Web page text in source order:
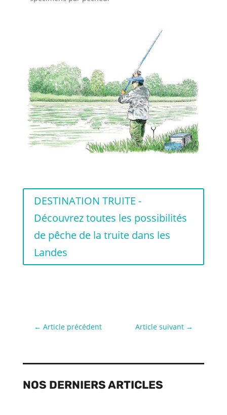
DESTINATION TRUITE -
Découvrez toutes les possibilités
de pêche de la truite dans les
Landes
←Article précédent Article suivant→
NOS DERNIERS ARTICLES